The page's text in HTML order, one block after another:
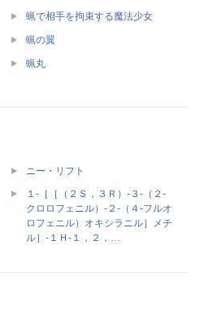
蝋で相手を拘束する魔法少女
蝋の翼
蝋丸
ニー・リフト
１‐［［（２Ｓ，３Ｒ）‐３‐（２‐
クロロフェニル）‐２‐（４‐フルオ
ロフェニル）オキシラニル］メチ
ル］‐１Ｈ‐１，２，…